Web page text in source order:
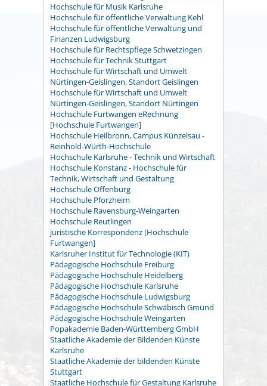
Hochschule für Musik Karlsruhe
Hochschule für öffentliche Verwaltung Kehl
Hochschule für öffentliche Verwaltung und
Finanzen Ludwigsburg
Hochschule für Rechtspflege Schwetzingen
Hochschule für Technik Stuttgart
Hochschule für Wirtschaft und Umwelt
Nürtingen-Geislingen, Standort Geislingen
Hochschule für Wirtschaft und Umwelt
Nürtingen-Geislingen, Standort Nürtingen
Hochschule Furtwangen eRechnung
[Hochschule Furtwangen]
Hochschule Heilbronn, Campus Künzelsau -
Reinhold-Würth-Hochschule
Hochschule Karlsruhe - Technik und Wirtschaft
Hochschule Konstanz - Hochschule für
Technik, Wirtschaft und Gestaltung
Hochschule Offenburg
Hochschule Pforzheim
Hochschule Ravensburg-Weingarten
Hochschule Reutlingen
juristische Korrespondenz [Hochschule
Furtwangen]
Karlsruher Institut für Technologie (KIT)
Pädagogische Hochschule Freiburg
Pädagogische Hochschule Heidelberg
Pädagogische Hochschule Karlsruhe
Pädagogische Hochschule Ludwigsburg
Pädagogische Hochschule Schwäbisch Gmünd
Pädagogische Hochschule Weingarten
Popakademie Baden-Württemberg GmbH
Staatliche Akademie der Bildenden Künste
Karlsruhe
Staatliche Akademie der bildenden Künste
Stuttgart
Staatliche Hochschule für Gestaltung Karlsruhe